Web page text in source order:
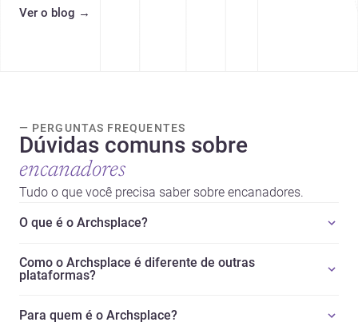
Ver o blog →
— PERGUNTAS FREQUENTES
Dúvidas comuns sobre
encanadores
Tudo o que você precisa saber sobre encanadores.
O que é o Archsplace?
Como o Archsplace é diferente de outras
plataformas?
Para quem é o Archsplace?